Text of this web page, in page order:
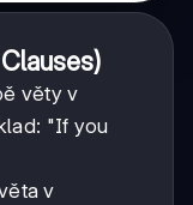
věty v
"If you
v